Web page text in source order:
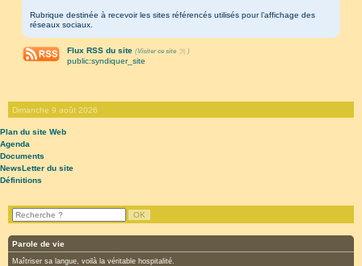
Rubrique destinée à recevoir les sites référencés utilisés pour l’affichage des
réseaux sociaux.
Flux RSS du site (Visiter ce site
public:syndiquer_site
Dimanche 9 août 2026
Plan du site Web
Agenda
Documents
NewsLetter du site
Définitions
Parole de vie
Maîtriser sa langue, voilà la véritable hospitalité.